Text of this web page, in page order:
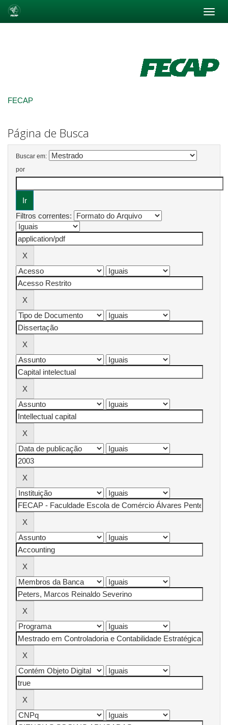
FECAP
Página de Busca
Buscar em:
por
Filtros correntes: